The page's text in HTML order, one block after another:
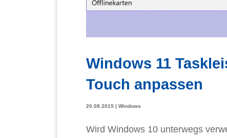
Windows 11
Touch anpassen
20.08.2015 | Windows
Wird Windows 10 unterwegs